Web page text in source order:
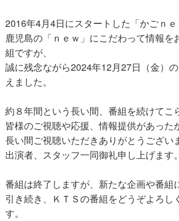
2016年4月4日にスタートした「かごｎｅ
鹿児島の「ｎｅｗ」にこだわって情報を
組ですが、
誠に残念ながら2024年12月27日（金）
えました。
約８年間という長い間、番組を続けてこ
皆様のご視聴や応援、情報提供があった
長い間ご視聴いただきありがとうござい
出演者、スタッフ一同御礼申し上げます。
番組は終了しますが、新たな企画や番組
引き続き、ＫＴＳの番組をどうぞよろし
す。